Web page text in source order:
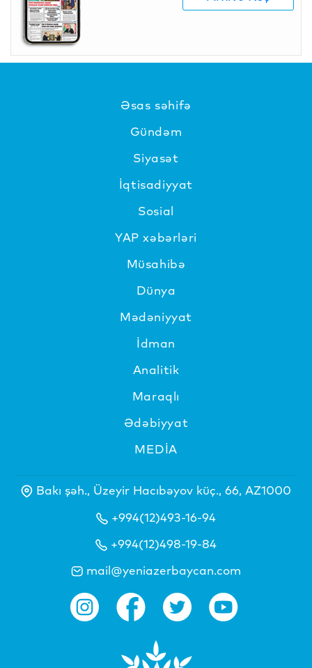
Əsas səhifə
Gündəm
Siyasət
İqtisadiyyat
Sosial
YAP xəbərləri
Müsahibə
Dünya
Mədəniyyat
İdman
Analitik
Maraqlı
Ədəbiyyat
MEDİA
Bakı şəh., Üzeyir Hacıbəyov küç., 66, AZ1000
+994(12)493-16-94
+994(12)498-19-84
mail@yeniazerbaycan.com